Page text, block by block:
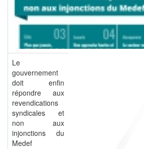
Le
gouvernement
doit enfin
répondre aux
revendications
syndicales et
non aux
injonctions du
Medef